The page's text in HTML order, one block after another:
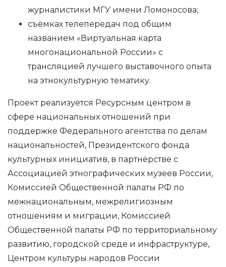
журналистики МГУ имени Ломоносова;
съёмках телепередач под общим
названием «Виртуальная карта
многонациональной России» с
трансляцией лучшего выставочного опыта
на этнокультурную тематику.
Проект реализуется Ресурсным центром в
сфере национальных отношений при
поддержке Федерального агентства по делам
национальностей, Президентского фонда
культурных инициатив, в партнёрстве с
Ассоциацией этнографических музеев России,
Комиссией Общественной палаты РФ по
межнациональным, межрелигиозным
отношениям и миграции, Комиссией
Общественной палаты РФ по территориальному
развитию, городской среде и инфраструктуре,
Центром культуры народов России